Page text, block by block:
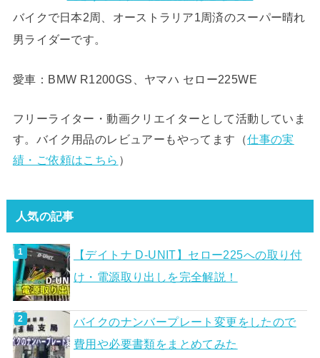
バイクで日本2周、オーストラリア1周済のスーパー晴れ
男ライダーです。
愛車：BMW R1200GS、ヤマハ セロー225WE
フリーライター・動画クリエイターとして活動していま
す。バイク用品のレビュアーもやってます（仕事の実
績・ご依頼はこちら ）
人気の記事
【デイトナ D-UNIT】セロー225への取り付
け・電源取り出しを完全解説！
バイクのナンバープレート変更をしたので
費用や必要書類をまとめてみた